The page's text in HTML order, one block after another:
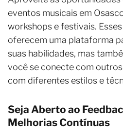
eventos musicais em
workshops e festivais.
oferecem uma plataforma
suas habilidades, mas
você se conecte com
com diferentes estilos e
Seja Aberto ao
Melhorias Contínuas